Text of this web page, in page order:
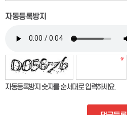
자동등록방지
자동등록방지 숫자를 순서대로 입력하세요.